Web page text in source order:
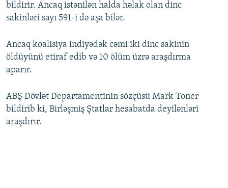
bildirir. Ancaq istənilən halda həlak olan dinc
sakinləri sayı 591-i də aşa bilər.
Ancaq koalisiya indiyədək cəmi iki dinc sakinin
öldüyünü etiraf edib və 10 ölüm üzrə araşdırma
aparır.
ABŞ Dövlət Departamentinin sözçüsü Mark Toner
bildirib ki, Birləşmiş Ştatlar hesabatda deyilənləri
araşdırır.